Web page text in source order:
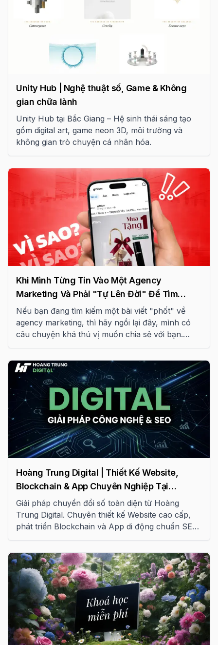
Unity Hub | Nghệ thuật số, Game & Không
gian chữa lành
Unity Hub tại Bắc Giang – Hệ sinh thái sáng tạo
gồm digital art, game neon 3D, môi trường và
không gian trò chuyện cá nhân hóa.
Khi Mình Từng Tin Vào Một Agency
Marketing Và Phải "Tự Lên Đời" Để Tìm
Đúng Người Đúng Việc
Nếu bạn đang tìm kiếm một bài viết "phốt" về
agency marketing, thì hãy ngồi lại đây, mình có
câu chuyện khá thú vị muốn chia sẻ với bạn.
tìm ra chân ái.
Hoàng Trung Digital | Thiết Kế Website,
Blockchain & App Chuyên Nghiệp Tại
TP.HCM
Giải pháp chuyển đổi số toàn diện từ Hoàng
Trung Digital. Chuyên thiết kế Website cao cấp,
phát triển Blockchain và App di động chuẩn SEO